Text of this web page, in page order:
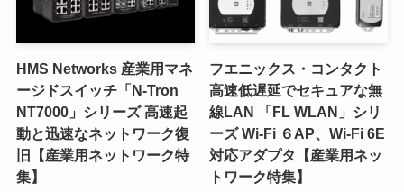
HMS Networks 産業用マネ
ージドスイッチ「N-Tron
NT7000」シリーズ 高速起
動と迅速なネットワーク復
旧【産業用ネットワーク特
集】
フエニックス・コンタクト
高速低遅延でセキュアな無
線LAN 「FL WLAN」シリ
ーズ Wi-Fi ６AP、Wi-Fi 6E
対応アダプタ【産業用ネッ
トワーク特集】